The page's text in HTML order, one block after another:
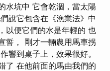
水坑中 它會乾涸，當太陽
說它包含在《漁業法》中
以便它們的水是年輕的 也
誓， 剛才一輛農用馬車拐
響到桌子上，效果很好。
了 在他前面的馬由我們的